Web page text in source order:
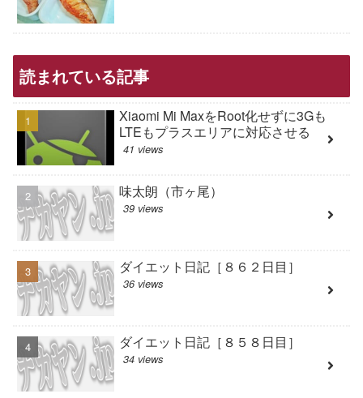
読まれている記事
Xiaomi Mi MaxをRoot化せずに3Gも
LTEもプラスエリアに対応させる
41 views
味太朗（市ヶ尾）
39 views
ダイエット日記［８６２日目］
36 views
ダイエット日記［８５８日目］
34 views